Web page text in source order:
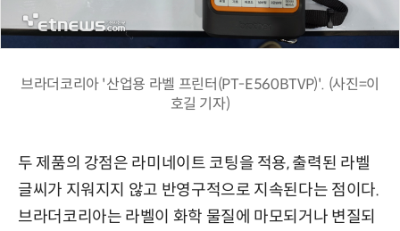
브라더코리아 '산업용 라벨 프린터(PT-E560BTVP)'. (사진=이
호길 기자)
두 제품의 강점은 라미네이트 코팅을 적용, 출력된 라벨
글씨가 지워지지 않고 반영구적으로 지속된다는 점이다.
브라더코리아는 라벨이 화학 물질에 마모되거나 변질되